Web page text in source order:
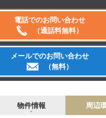
電話でのお問い合わせ
（通話料無料）
メールでのお問い合わせ
（無料）
物件情報 周辺